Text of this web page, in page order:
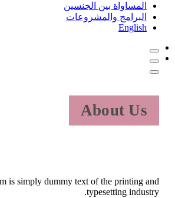
المساواة بين الجنسين
البرامج والمشروعات
English
About Us
is simply dummy text of the printing and
typesetting industry.